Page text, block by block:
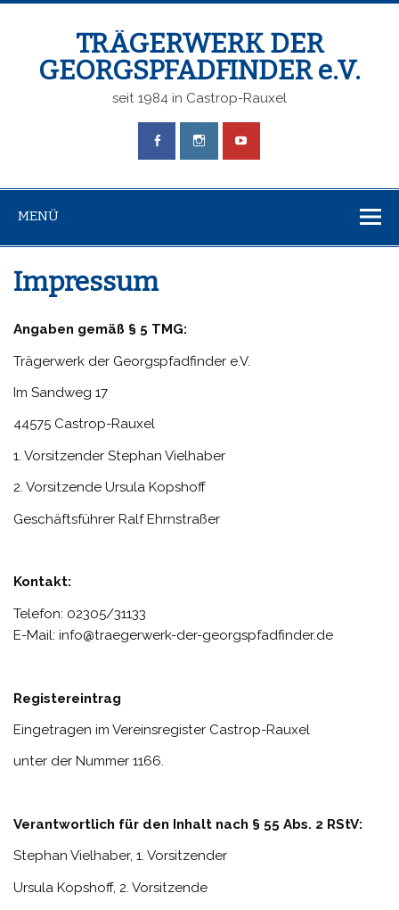
TRÄGERWERK DER
GEORGSPFADFINDER e.V.
seit 1984 in Castrop-Rauxel
MENÜ
Impressum
Angaben gemäß § 5 TMG:
Trägerwerk der Georgspfadfinder e.V.
Im Sandweg 17
44575 Castrop-Rauxel
1. Vorsitzender Stephan Vielhaber
2. Vorsitzende Ursula Kopshoff
Geschäftsführer Ralf Ehrnstraßer
Kontakt:
Telefon: 02305/31133
E-Mail: info@traegerwerk-der-georgspfadfinder.de
Registereintrag
Eingetragen im Vereinsregister Castrop-Rauxel
unter der Nummer 1166.
Verantwortlich für den Inhalt nach § 55 Abs. 2 RStV:
Stephan Vielhaber, 1. Vorsitzender
Ursula Kopshoff, 2. Vorsitzende